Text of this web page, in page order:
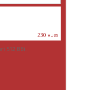
230 vues
512 BBi.